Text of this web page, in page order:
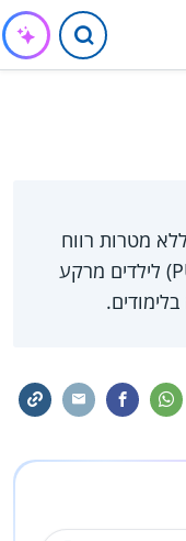
מטרות רווח
אשר הוקם לצורך מתן "פּוּש" (PUSH) לילדים מרקע